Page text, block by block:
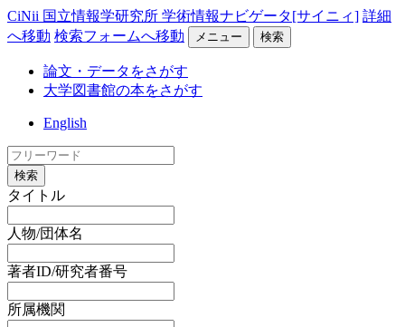
CiNii 国立情報学研究所 学術情報ナビゲータ[サイニィ] 詳細
へ移動 検索フォームへ移動 メニュー 検索
論文・データをさがす
大学図書館の本をさがす
English
検索
タイトル
人物/団体名
著者ID/研究者番号
所属機関